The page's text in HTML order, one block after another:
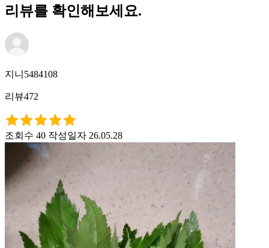
리뷰를 확인해보세요.
지니5484108
리뷰472
조회수 40 작성일자 26.05.28